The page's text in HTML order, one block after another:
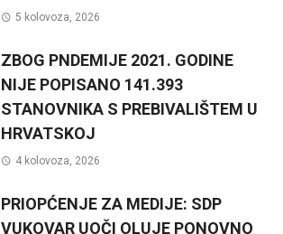
5 kolovoza, 2026
ZBOG PNDEMIJE 2021. GODINE
NIJE POPISANO 141.393
STANOVNIKA S PREBIVALIŠTEM U
HRVATSKOJ
4 kolovoza, 2026
PRIOPĆENJE ZA MEDIJE: SDP
VUKOVAR UOČI OLUJE PONOVNO